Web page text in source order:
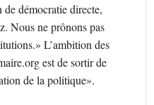
de démocratie directe,
Nous ne prônons pas
L’ambition des
est de sortir de
de la politique».